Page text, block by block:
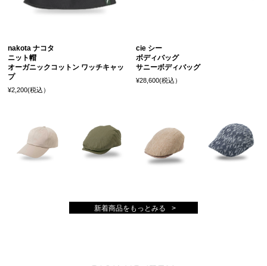
nakota ナコタ
ニット帽
オーガニックコットン ワッチキャッ
プ
¥2,200(税込）
cie シー
ボディバッグ
サニーボディバッグ
¥28,600(税込）
新着商品をもっとみる